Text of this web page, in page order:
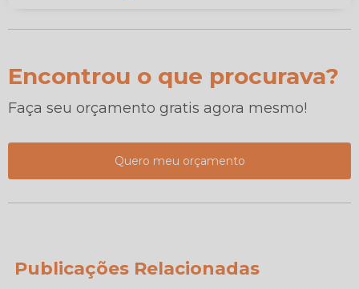
Encontrou o que procurava?
Faça seu orçamento gratis agora mesmo!
Quero meu orçamento
Publicações Relacionadas